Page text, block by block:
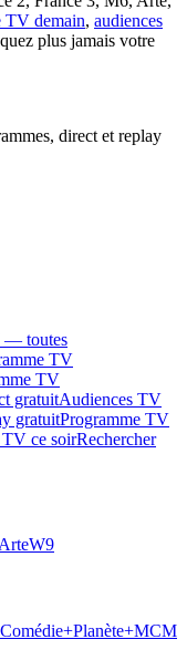
TV demain, audiences
plus jamais votre
direct et replay
— toutes
TV
TV
gratuitAudiences TV
gratuitProgramme TV
ce soirRechercher
ArteW9
Comédie+Planète+MCM